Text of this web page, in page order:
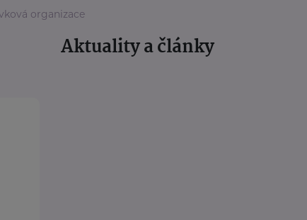
organizace
Aktuality a články